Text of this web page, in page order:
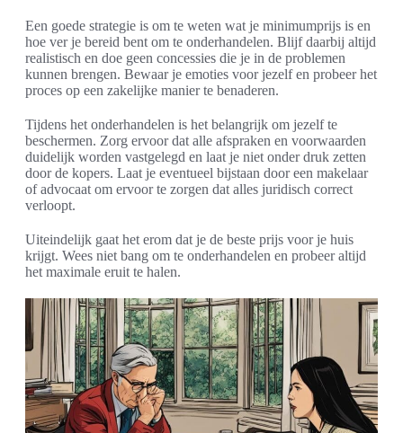
Een goede strategie is om te weten wat je minimumprijs is en
hoe ver je bereid bent om te onderhandelen. Blijf daarbij altijd
realistisch en doe geen concessies die je in de problemen
kunnen brengen. Bewaar je emoties voor jezelf en probeer het
proces op een zakelijke manier te benaderen.
Tijdens het onderhandelen is het belangrijk om jezelf te
beschermen. Zorg ervoor dat alle afspraken en voorwaarden
duidelijk worden vastgelegd en laat je niet onder druk zetten
door de kopers. Laat je eventueel bijstaan door een makelaar
of advocaat om ervoor te zorgen dat alles juridisch correct
verloopt.
Uiteindelijk gaat het erom dat je de beste prijs voor je huis
krijgt. Wees niet bang om te onderhandelen en probeer altijd
het maximale eruit te halen.